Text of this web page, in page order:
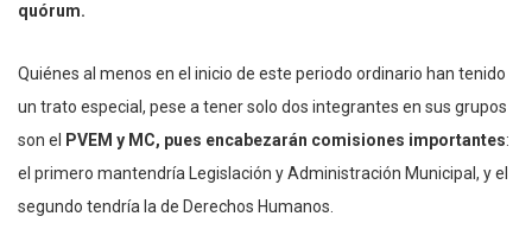
quórum.
Quiénes al menos en el inicio de este periodo ordinario han tenido
un trato especial, pese a tener solo dos integrantes en sus grupos
son el
PVEM y MC, pues encabezarán comisiones importantes:
el primero mantendría Legislación y Administración Municipal, y el
segundo tendría la de Derechos Humanos.